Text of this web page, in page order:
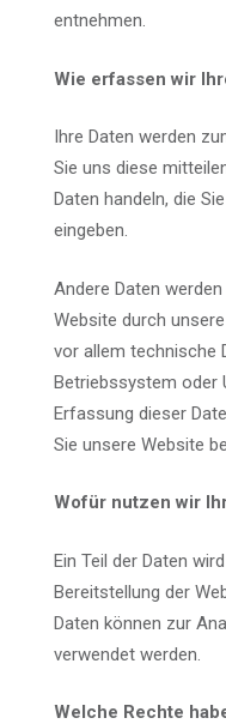
entnehmen.
Wie erfassen wir
Ihre Daten werden
Sie uns diese
Daten handeln, die
eingeben.
Andere Daten
Website durch
vor allem technische
Betriebssystem oder
Erfassung dieser
Sie unsere Website
Wofür nutzen wir
Ein Teil der Daten
Bereitstellung der
Daten können zur
verwendet werden.
Welche Rechte